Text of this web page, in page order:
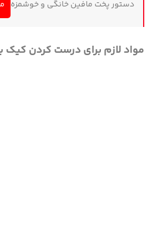
دستور پخت مافین خانگی و خوشمزه
مواد لازم برای درست کردن کیک